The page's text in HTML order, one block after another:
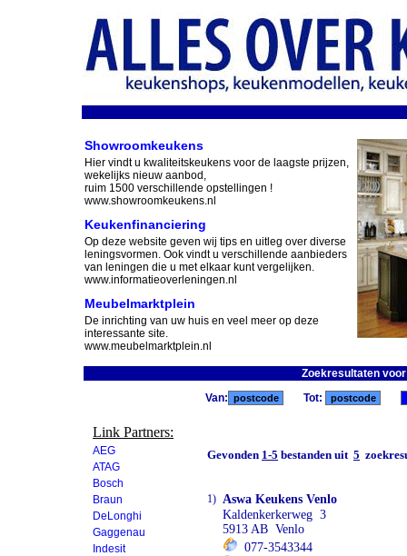
Showroomkeukens
Hier vindt u kwaliteitskeukens voor de laagste prijzen,
wekelijks nieuw aanbod,
ruim 1500 verschillende opstellingen !
www.showroomkeukens.nl
Keukenfinanciering
Op deze website geven wij tips en uitleg over diverse
leningsvormen. Ook vindt u verschillende aanbieders
van leningen die u met elkaar kunt vergelijken.
www.informatieoverleningen.nl
Meubelmarktplein
De inrichting van uw huis en veel meer op deze
interessante site.
www.meubelmarktplein.nl
Zoekresultaten
Link Partners:
AEG
ATAG
Bosch
Braun
DeLonghi
Gaggenau
Indesit
Van: Tot:
Gevonden 1-5 bestanden uit 5
1) Aswa Keukens Venlo
Kaldenkerkerweg 3
5913 AB Venlo
077-3543344